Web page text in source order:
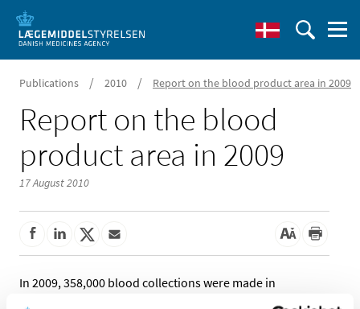
Publications / 2010 / Report on the blood product area in 2009
Report on the blood
product area in 2009
17 August 2010
In 2009, 358,000 blood collections were made in